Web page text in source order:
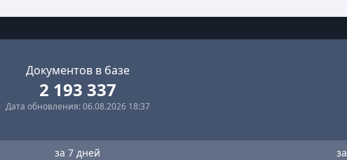
Документов в базе
2 193 337
Дата обновления: 06.08.2026 18:37
за 7 дней